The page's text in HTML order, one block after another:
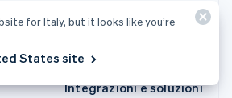
amministrazione
Integrazioni e soluzioni
for Italy, but it looks like you’re
States site